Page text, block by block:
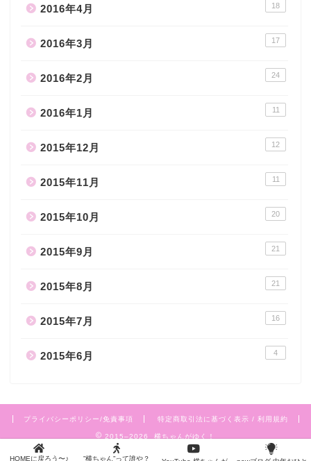
2016年4月 18
2016年3月 17
2016年2月 24
2016年1月 11
2015年12月 12
2015年11月 11
2015年10月 20
2015年9月 21
2015年8月 21
2015年7月 16
2015年6月 4
プライバシーポリシー/免責事項 特定商取引法に基づく表示 / 利用規約
2015–2026 横ちゃんがゆく！
HOMEに戻ろう〜♪ ”横ちゃん”って誰や？